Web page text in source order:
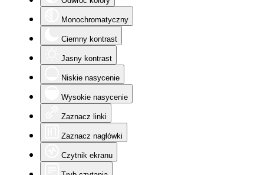
Monochromatyczny
Ciemny kontrast
Jasny kontrast
Niskie nasycenie
Wysokie nasycenie
Zaznacz linki
Zaznacz nagłówki
Czytnik ekranu